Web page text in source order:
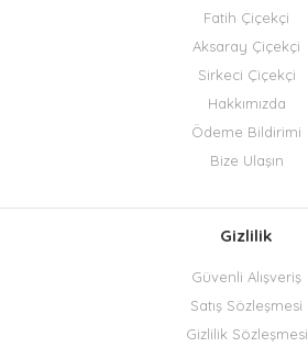
Fatih Çiçekçi
Aksaray Çiçekçi
Sirkeci Çiçekçi
Hakkımızda
Ödeme Bildirimi
Bize Ulaşın
Gizlilik
Güvenli Alışveriş
Satış Sözleşmesi
Gizlilik Sözleşmesi